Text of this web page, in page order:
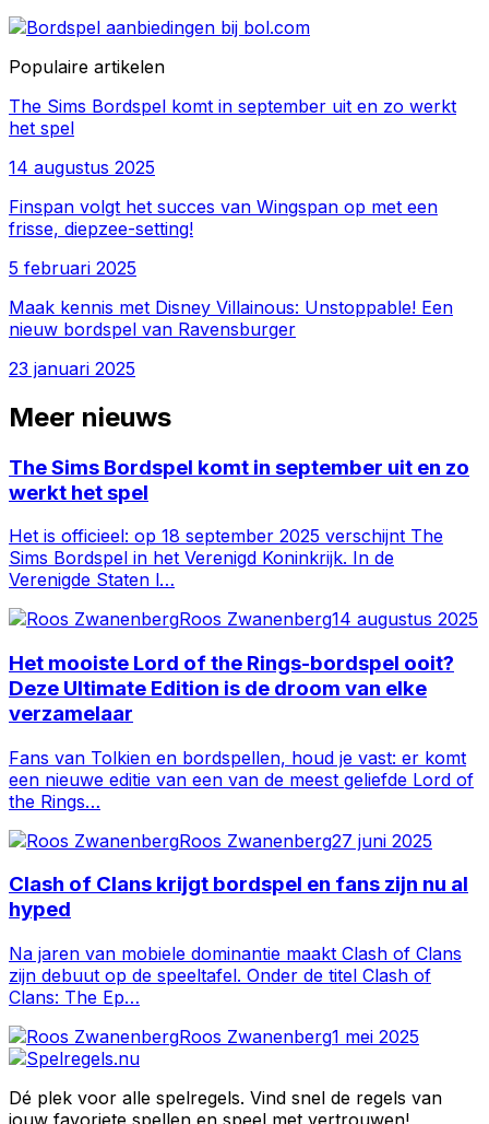
Populaire artikelen
The Sims Bordspel komt in september uit en zo werkt
het spel
14 augustus 2025
Finspan volgt het succes van Wingspan op met een
frisse, diepzee-setting!
5 februari 2025
Maak kennis met Disney Villainous: Unstoppable! Een
nieuw bordspel van Ravensburger
23 januari 2025
Meer nieuws
The Sims Bordspel komt in september uit en zo
werkt het spel
Het is officieel: op 18 september 2025 verschijnt The
Sims Bordspel in het Verenigd Koninkrijk. In de
Verenigde Staten l…
Roos Zwanenberg14 augustus 2025
Het mooiste Lord of the Rings-bordspel ooit?
Deze Ultimate Edition is de droom van elke
verzamelaar
Fans van Tolkien en bordspellen, houd je vast: er komt
een nieuwe editie van een van de meest geliefde Lord of
the Rings…
Roos Zwanenberg27 juni 2025
Clash of Clans krijgt bordspel en fans zijn nu al
hyped
Na jaren van mobiele dominantie maakt Clash of Clans
zijn debuut op de speeltafel. Onder de titel Clash of
Clans: The Ep…
Roos Zwanenberg1 mei 2025
Dé plek voor alle spelregels. Vind snel de regels van